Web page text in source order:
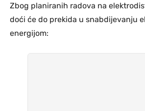
Zbog planiranih radova na
doći će do prekida u snabdijevanju
energijom: